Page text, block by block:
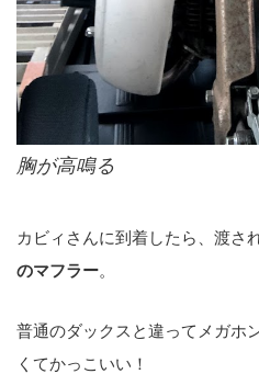
胸が高鳴る
カビィさんに到着したら、渡さ
のマフラー。
普通のダックスと違ってメガホ
くてかっこいい！